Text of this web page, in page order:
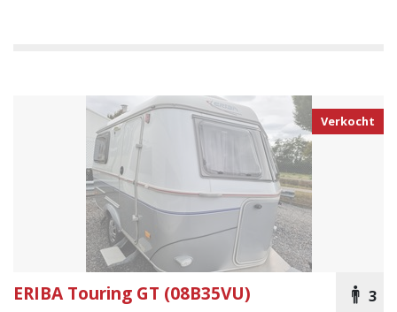
Verkocht
3
ERIBA Touring GT (08B35VU)